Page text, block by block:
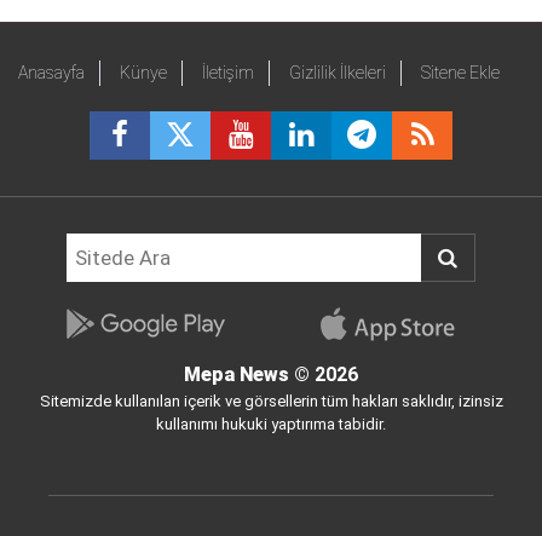
Anasayfa Künye İletişim Gizlilik İlkeleri Sitene Ekle
Mepa News © 2026
Sitemizde kullanılan içerik ve görsellerin tüm hakları saklıdır, izinsiz
kullanımı hukuki yaptırıma tabidir.